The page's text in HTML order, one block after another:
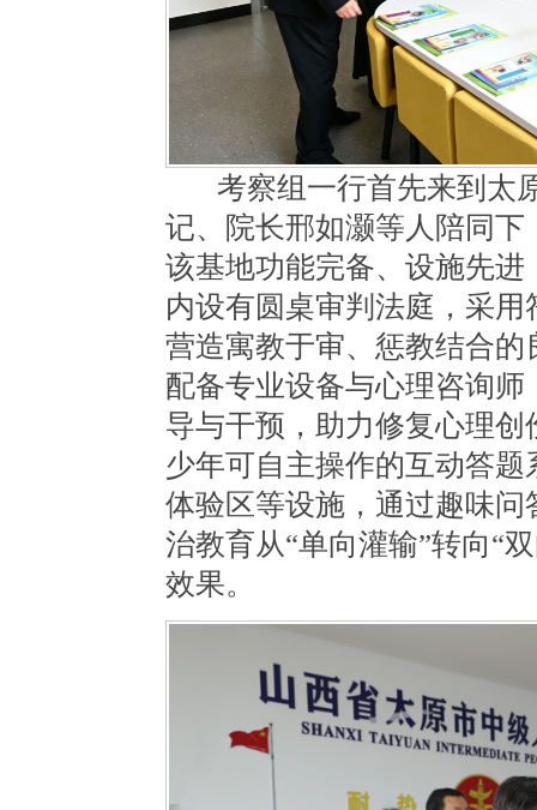
考察组一行首先来到太
记、院长邢如灏等人陪同
该基地功能完备、设施先
内设有圆桌审判法庭，采
营造寓教于审、惩教结合的
配备专业设备与心理咨询
导与干预，助力修复心理
少年可自主操作的互动答
体验区等设施，通过趣味
治教育从“单向灌输”转向“
效果。